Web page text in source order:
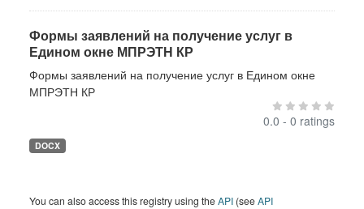
Формы заявлений на получение услуг в
Едином окне МПРЭТН КР
Формы заявлений на получение услуг в Едином окне
МПРЭТН КР
0.0 - 0 ratings
DOCX
You can also access this registry using theAPI (seeAPI